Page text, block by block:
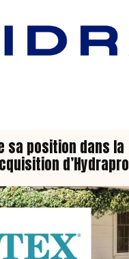
sa position dans la
d’Hydrapro